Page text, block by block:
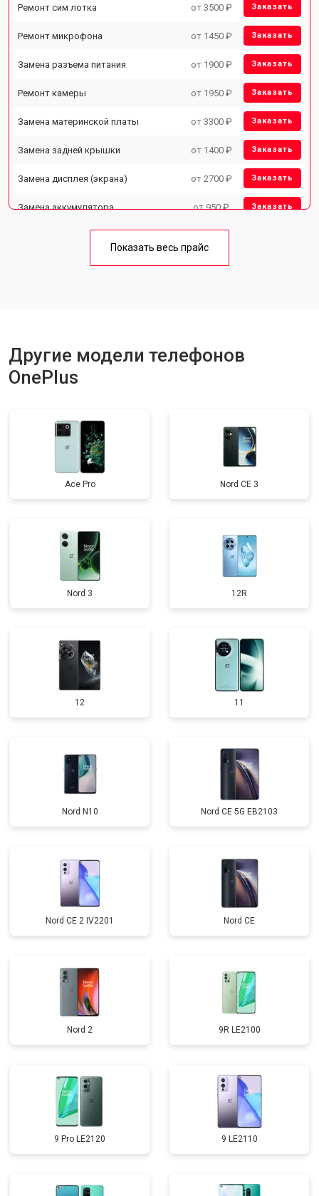
Ремонт сим лотка от 3500 ₽ Заказать
Ремонт микрофона от 1450 ₽ Заказать
Замена разъема питания от 1900 ₽ Заказать
Ремонт камеры от 1950 ₽ Заказать
Замена материнской платы от 3300 ₽ Заказать
Замена задней крышки от 1400 ₽ Заказать
Замена дисплея (экрана) от 2700 ₽ Заказать
Замена аккумулятора от 950 ₽ Заказать
Ремонт цепи питания от 3200 ₽
Показать весь прайс
Другие модели телефонов
OnePlus
Ace Pro Nord CE 3
Nord 3 12R
12 11
Nord N10 Nord CE 5G EB2103
Nord CE 2 IV2201 Nord CE
Nord 2 9R LE2100
9 Pro LE2120 9 LE2110